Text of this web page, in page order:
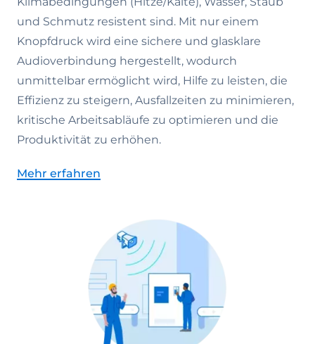
und Schmutz resistent sind. Mit nur einem
Knopfdruck wird eine sichere und glasklare
Audioverbindung hergestellt, wodurch
unmittelbar ermöglicht wird, Hilfe zu leisten, die
Effizienz zu steigern, Ausfallzeiten zu minimieren,
kritische Arbeitsabläufe zu optimieren und die
Produktivität zu erhöhen.
Mehr erfahren